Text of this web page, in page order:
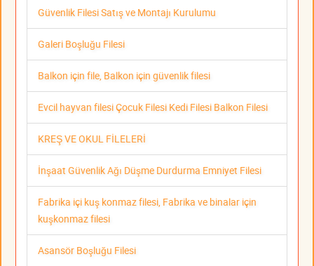
Güvenlik Filesi Satış ve Montajı Kurulumu
Galeri Boşluğu Filesi
Balkon için file, Balkon için güvenlik filesi
Evcil hayvan filesi Çocuk Filesi Kedi Filesi Balkon Filesi
KREŞ VE OKUL FİLELERİ
İnşaat Güvenlik Ağı Düşme Durdurma Emniyet Filesi
Fabrika içi kuş konmaz filesi, Fabrika ve binalar için
kuşkonmaz filesi
Asansör Boşluğu Filesi